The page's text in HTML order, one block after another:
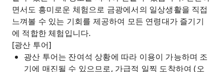
면서도 흥미로운 체험으로 금광에서의 일상생활을 직접
느껴볼 수 있는 기회를 제공하여 모든 연령대가 즐기기
에 적합한 체험입니다.
[광산 투어]
광산 투어는 잔여석 상황에 따라 이용이 가능하며 조
기에 매진될 수 있으므로, 가급적 일찍 도착하여 (오